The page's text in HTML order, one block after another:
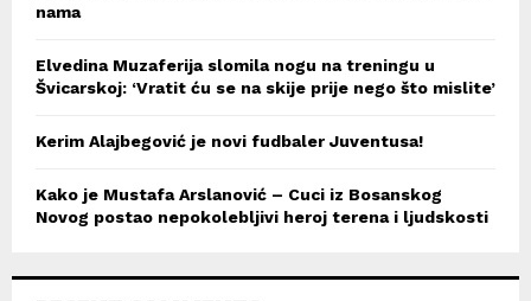
nama
Elvedina Muzaferija slomila nogu na treningu u
Švicarskoj: ‘Vratit ću se na skije prije nego što mislite’
Kerim Alajbegović je novi fudbaler Juventusa!
Kako je Mustafa Arslanović – Cuci iz Bosanskog
Novog postao nepokolebljivi heroj terena i ljudskosti